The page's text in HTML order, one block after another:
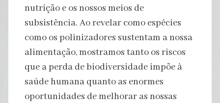
nutrição e os nossos meios de
subsistência. Ao revelar como espécies
como os polinizadores sustentam a nossa
alimentação, mostramos tanto os riscos
que a perda de biodiversidade impõe à
saúde humana quanto as enormes
oportunidades de melhorar as nossas